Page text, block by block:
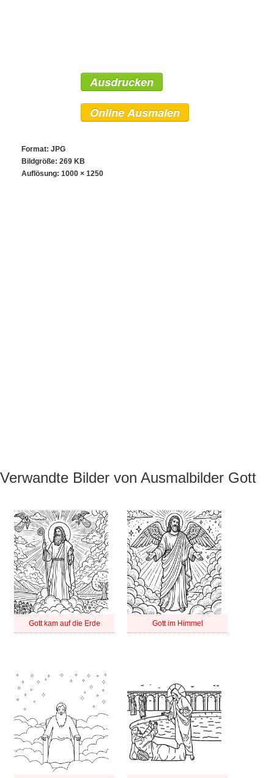
Ausdrucken
Online Ausmalen
Format: JPG
Bildgröße: 269 KB
Auflösung: 1000 × 1250
Verwandte Bilder von Ausmalbilder Gott
Gott kam auf die Erde Gott im Himmel